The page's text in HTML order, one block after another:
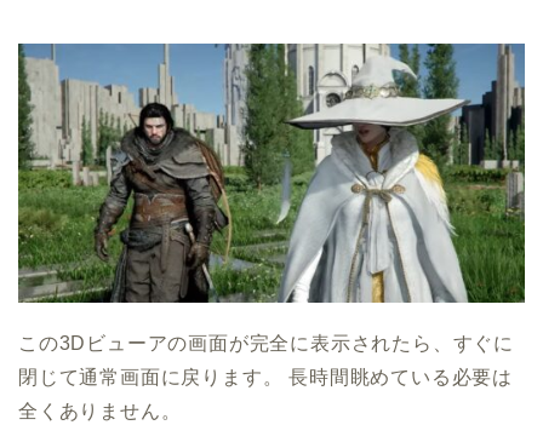
この3Dビューアの画面が完全に表示されたら、すぐに
閉じて通常画面に戻ります。 長時間眺めている必要は
全くありません。